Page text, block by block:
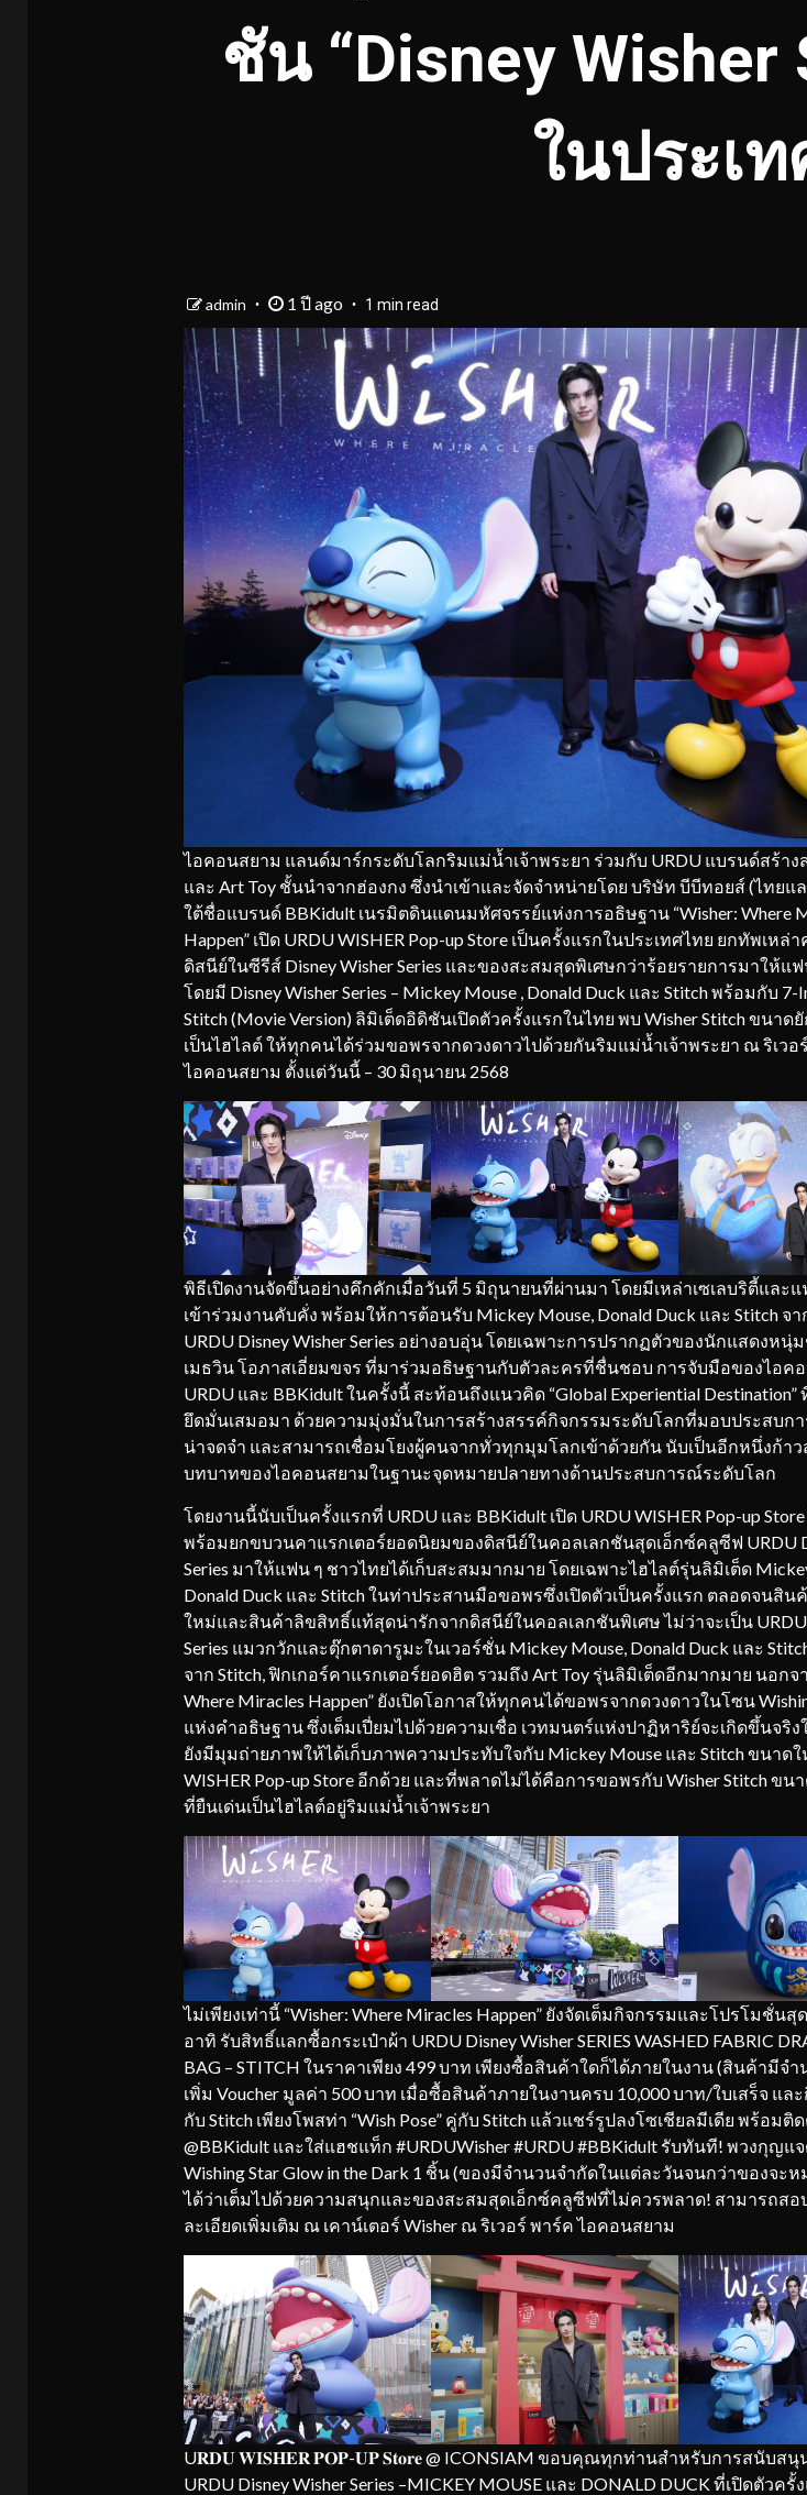
ชัน “Disney Wisher
ในประเ
admin 1 ปี ago 1 min read
ไอคอนสยาม แลนด์มาร์กระดับโลกริมแม่น้ำเจ้าพระยา ร่วมกับ URDU แบรนด์สร้าง
และ Art Toy ชั้นนำจากฮ่องกง ซึ่งนำเข้าและจัดจำหน่ายโดย บริษัท บีบีทอยส์ (ไทยแ
ใต้ชื่อแบรนด์ BBKidult เนรมิตดินแดนมหัศจรรย์แห่งการอธิษฐาน “Wisher: Where
Happen” เปิด URDU WISHER Pop-up Store เป็นครั้งแรกในประเทศไทย ยกทัพเหล่
ดิสนีย์ในซีรีส์ Disney Wisher Series และของสะสมสุดพิเศษกว่าร้อยรายการมาให้แ
โดยมี Disney Wisher Series – Mickey Mouse , Donald Duck และ Stitch พร้อมกับ 7-
Stitch (Movie Version) ลิมิเต็ดอิดิชันเปิดตัวครั้งแรกในไทย พบ Wisher Stitch ขนาดยั
เป็นไฮไลต์ ให้ทุกคนได้ร่วมขอพรจากดวงดาวไปด้วยกันริมแม่น้ำเจ้าพระยา ณ ริเวอ
ไอคอนสยาม ตั้งแต่วันนี้ – 30 มิถุนายน 2568
พิธีเปิดงานจัดขึ้นอย่างคึกคักเมื่อวันที่ 5 มิถุนายนที่ผ่านมา โดยมีเหล่าเซเลบริตี้และ
เข้าร่วมงานคับคั่ง พร้อมให้การต้อนรับ Mickey Mouse, Donald Duck และ Stitch จ
URDU Disney Wisher Series อย่างอบอุ่น โดยเฉพาะการปรากฏตัวของนักแสดงห
เมธวิน โอภาสเอี่ยมขจร ที่มาร่วมอธิษฐานกับตัวละครที่ชื่นชอบ การจับมือของไอค
URDU และ BBKidult ในครั้งนี้ สะท้อนถึงแนวคิด “Global Experiential
ยึดมั่นเสมอมา ด้วยความมุ่งมั่นในการสร้างสรรค์กิจกรรมระดับโลกที่มอบประสบก
น่าจดจำ และสามารถเชื่อมโยงผู้คนจากทั่วทุกมุมโลกเข้าด้วยกัน นับเป็นอีกหนึ่งก้า
บทบาทของไอคอนสยามในฐานะจุดหมายปลายทางด้านประสบการณ์ระดับโลก
โดยงานนี้นับเป็นครั้งแรกที่ URDU และ BBKidult เปิด URDU WISHER Pop-up
พร้อมยกขบวนคาแรกเตอร์ยอดนิยมของดิสนีย์ในคอลเลกชันสุดเอ็กซ์คลูซีฟ URDU
Series มาให้แฟน ๆ ชาวไทยได้เก็บสะสมมากมาย โดยเฉพาะไฮไลต์รุ่นลิมิเต็ด
Donald Duck และ Stitch ในท่าประสานมือขอพรซึ่งเปิดตัวเป็นครั้งแรก ตลอดจนสิน
ใหม่และสินค้าลิขสิทธิ์แท้สุดน่ารักจากดิสนีย์ในคอลเลกชันพิเศษ ไม่ว่าจะเป็น URDU
Series แมวกวักและตุ๊กตาดารูมะในเวอร์ชั่น Mickey Mouse, Donald Duck และ
จาก Stitch, ฟิกเกอร์คาแรกเตอร์ยอดฮิต รวมถึง Art Toy รุ่นลิมิเต็ดอีกมากมาย นอกจ
Where Miracles Happen” ยังเปิดโอกาสให้ทุกคนได้ขอพรจากดวงดาวในโซน
แห่งคำอธิษฐาน ซึ่งเต็มเปี่ยมไปด้วยความเชื่อ เวทมนตร์แห่งปาฏิหาริย์จะเกิดขึ้นจริ
ยังมีมุมถ่ายภาพให้ได้เก็บภาพความประทับใจกับ Mickey Mouse และ Stitch ขนาด
WISHER Pop-up Store อีกด้วย และที่พลาดไม่ได้คือการขอพรกับ Wisher Stitch ขน
ที่ยืนเด่นเป็นไฮไลต์อยู่ริมแม่น้ำเจ้าพระยา
ไม่เพียงเท่านี้ “Wisher: Where Miracles Happen” ยังจัดเต็มกิจกรรมและโปรโมชั่น
อาทิ รับสิทธิ์แลกซื้อกระเป๋าผ้า URDU Disney Wisher SERIES WASHED FABRIC
BAG – STITCH ในราคาเพียง 499 บาท เพียงซื้อสินค้าใดก็ได้ภายในงาน (สินค้ามีจำ
เพิ่ม Voucher มูลค่า 500 บาท เมื่อซื้อสินค้าภายในงานครบ 10,000 บาท/ใบเสร็จ แล
กับ Stitch เพียงโพสท่า “Wish Pose” คู่กับ Stitch แล้วแชร์รูปลงโซเชียลมีเดีย พร้อมติ
@BBKidult และใส่แฮชแท็ก #URDUWisher #URDU #BBKidult รับทันที! พวงกุญแจ
Wishing Star Glow in the Dark 1 ชิ้น (ของมีจำนวนจำกัดในแต่ละวันจนกว่าของจะห
ได้ว่าเต็มไปด้วยความสนุกและของสะสมสุดเอ็กซ์คลูซีฟที่ไม่ควรพลาด! สามารถสอ
ละเอียดเพิ่มเติม ณ เคาน์เตอร์ Wisher ณ ริเวอร์ พาร์ค ไอคอนสยาม
U𝐑𝐃𝐔 𝐖𝐈𝐒𝐇𝐄𝐑 𝐏𝐎𝐏-𝐔𝐏 𝐒𝐭𝐨𝐫𝐞 @ ICONSIAM ขอบคุณทุกท่านสำหรับการสนับสนุ
URDU Disney Wisher Series –MICKEY MOUSE และ DONALD DUCK ที่เปิดตัวครั้